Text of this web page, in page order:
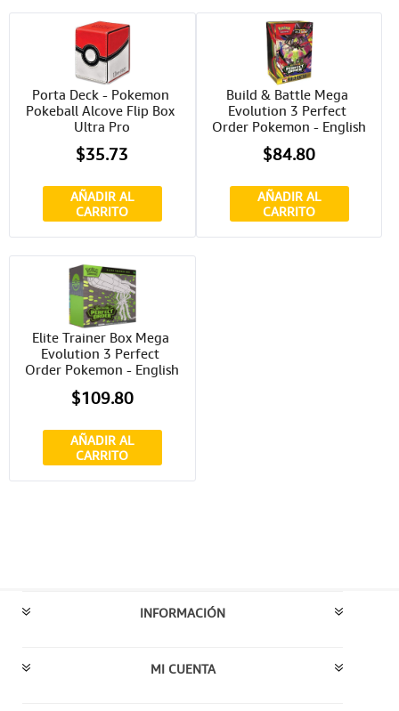
Porta Deck - Pokemon
Pokeball Alcove Flip Box
Ultra Pro
$35.73
AÑADIR AL
CARRITO
Build & Battle Mega
Evolution 3 Perfect
Order Pokemon - English
$84.80
AÑADIR AL
CARRITO
Elite Trainer Box Mega
Evolution 3 Perfect
Order Pokemon - English
$109.80
AÑADIR AL
CARRITO
INFORMACIÓN
MI CUENTA